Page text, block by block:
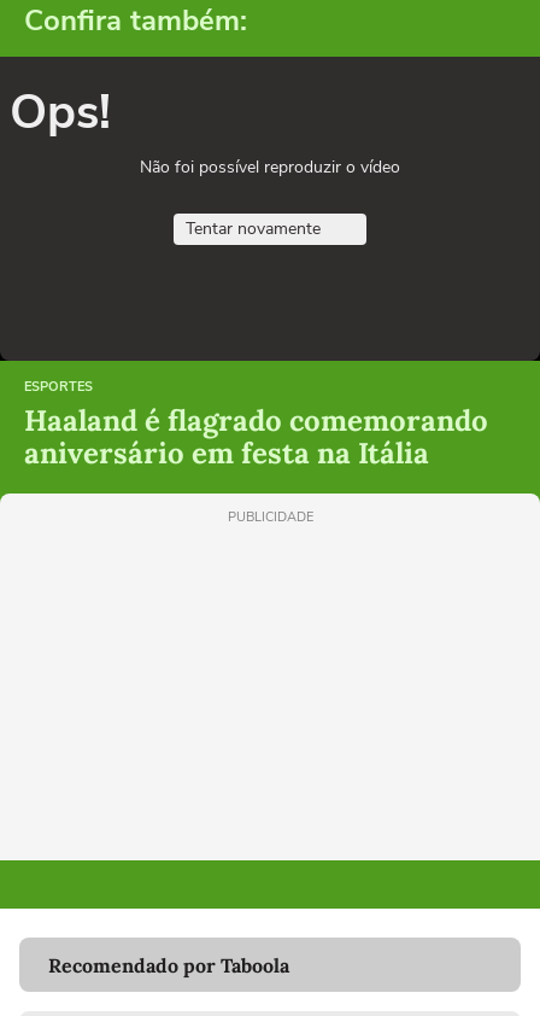
Confira também:
Ops!
Não foi possível reproduzir o vídeo
Tentar novamente
ESPORTES
Haaland é flagrado comemorando
aniversário em festa na Itália
PUBLICIDADE
Recomendado por Taboola